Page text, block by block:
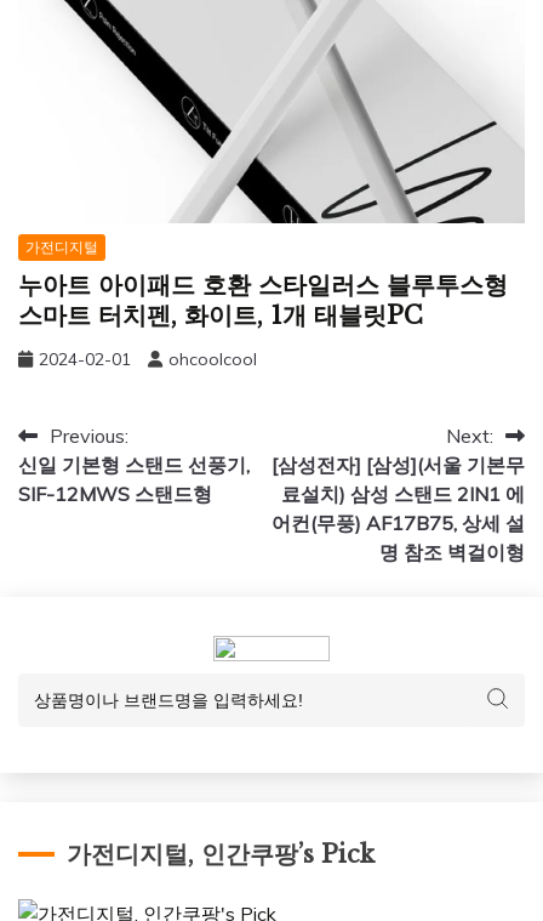
가전디지털
누아트 아이패드 호환 스타일러스 블루투스형
스마트 터치펜, 화이트, 1개 태블릿PC
2024-02-01 ohcoolcool
글
탐
Previous:
신일 기본형 스탠드 선풍기,
SIF-12MWS 스탠드형
Next:
[삼성전자] [삼성](서울 기본무
료설치) 삼성 스탠드 2IN1 에
어컨(무풍) AF17B75, 상세 설
명 참조 벽걸이형
가전디지털, 인간쿠팡’s Pick